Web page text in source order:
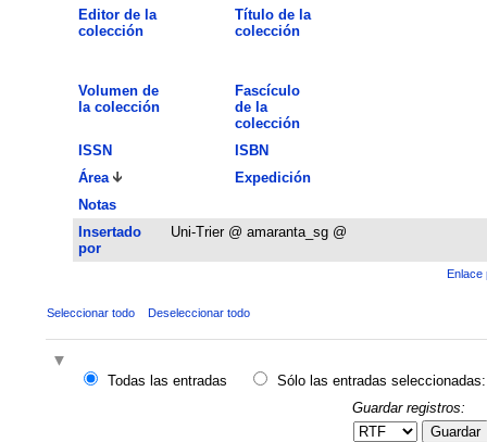
Editor de la
colección
Título de la
colección
Volumen de
la colección
Fascículo
de la
colección
ISSN
ISBN
Área
Expedición
Notas
Insertado
por
Uni-Trier @ amaranta_sg @
Enlace
Seleccionar todo Deseleccionar todo
Todas las entradas
Sólo las entradas seleccionadas:
Guardar registros:
Guardar